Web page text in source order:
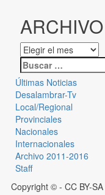
ARCHIVO
Últimas Noticias
Desalambrar-Tv
Local/Regional
Provinciales
Nacionales
Internacionales
Archivo 2011-2016
Staff
Copyright © - CC BY-SA